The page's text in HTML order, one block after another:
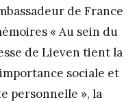
de France
« Au sein du
de Lieven tient la
sociale et
personnelle », la